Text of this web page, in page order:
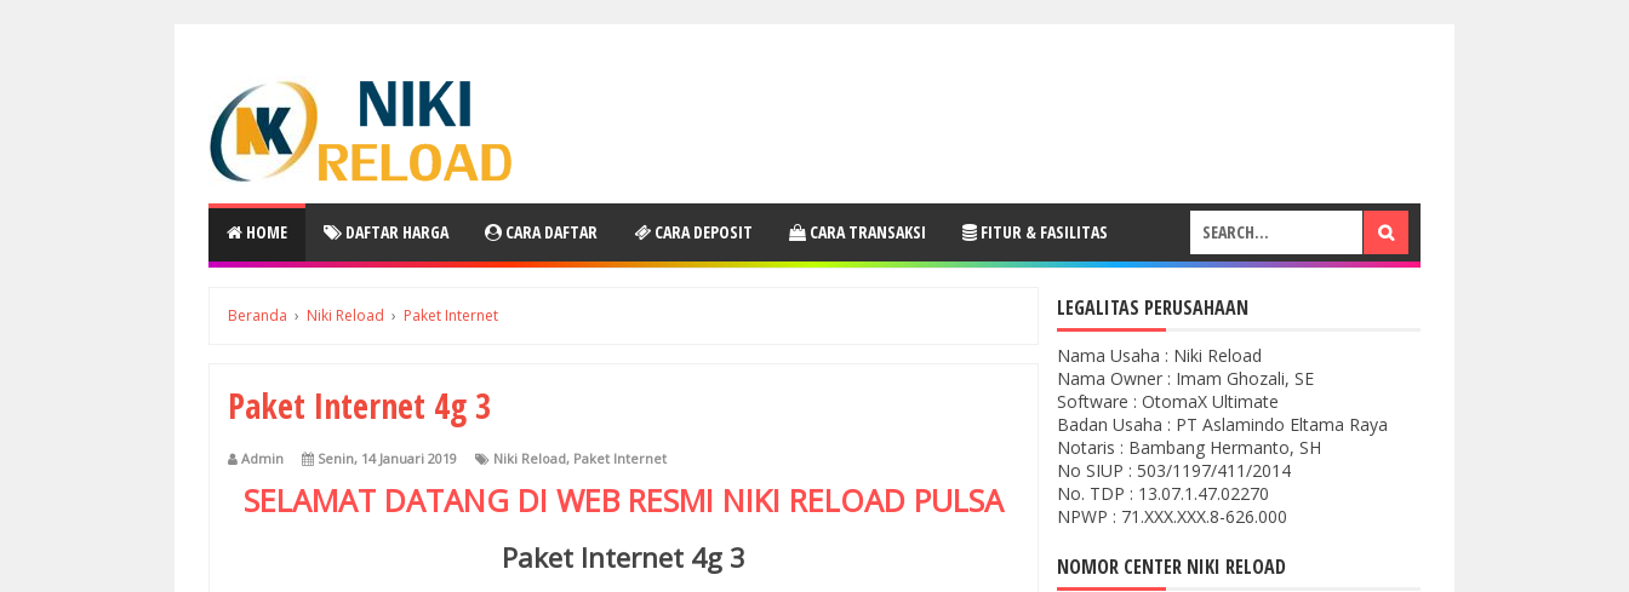
HOME DAFTAR HARGA CARA DAFTAR CARA DEPOSIT CARA TRANSAKSI FITUR & FASILITAS
Beranda › Niki Reload › Paket Internet
Paket Internet 4g 3
Admin Senin, 14 Januari 2019 Niki Reload, Paket Internet
SELAMAT DATANG DI WEB RESMI NIKI RELOAD PULSA
Paket Internet 4g 3
LEGALITAS PERUSAHAAN
Nama Usaha : Niki Reload
Nama Owner : Imam Ghozali, SE
Software : OtomaX Ultimate
Badan Usaha : PT Aslamindo Eltama Raya
Notaris : Bambang Hermanto, SH
No SIUP : 503/1197/411/2014
No. TDP : 13.07.1.47.02270
NPWP : 71.XXX.XXX.8-626.000
NOMOR CENTER NIKI RELOAD